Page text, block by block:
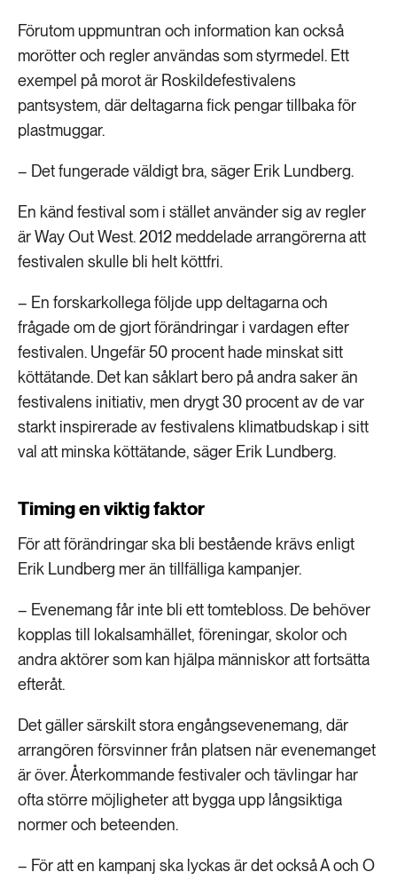
Förutom uppmuntran och information kan också
morötter och regler användas som styrmedel. Ett
exempel på morot är Roskildefestivalens
pantsystem, där deltagarna fick pengar tillbaka för
plastmuggar.
– Det fungerade väldigt bra, säger Erik Lundberg.
En känd festival som i stället använder sig av regler
är Way Out West. 2012 meddelade arrangörerna att
festivalen skulle bli helt köttfri.
– En forskarkollega följde upp deltagarna och
frågade om de gjort förändringar i vardagen efter
festivalen. Ungefär 50 procent hade minskat sitt
köttätande. Det kan såklart bero på andra saker än
festivalens initiativ, men drygt 30 procent av de var
starkt inspirerade av festivalens klimatbudskap i sitt
val att minska köttätande, säger Erik Lundberg.
Timing en viktig faktor
För att förändringar ska bli bestående krävs enligt
Erik Lundberg mer än tillfälliga kampanjer.
– Evenemang får inte bli ett tomtebloss. De behöver
kopplas till lokalsamhället, föreningar, skolor och
andra aktörer som kan hjälpa människor att fortsätta
efteråt.
Det gäller särskilt stora engångsevenemang, där
arrangören försvinner från platsen när evenemanget
är över. Återkommande festivaler och tävlingar har
ofta större möjligheter att bygga upp långsiktiga
normer och beteenden.
– För att en kampanj ska lyckas är det också A och O